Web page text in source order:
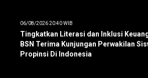
06/08/2026 20:40 WIB
Tingkatkan Literasi dan Inklusi
BSN Terima Kunjungan Perwakilan
Propinsi Di Indonesia